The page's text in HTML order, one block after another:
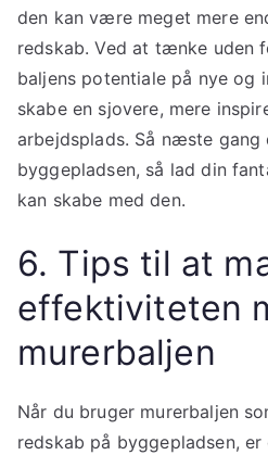
den kan være meget mere
redskab. Ved at tænke uden
baljens potentiale på nye og
skabe en sjovere, mere
arbejdsplads. Så næste gang
byggepladsen, så lad din
kan skabe med den.
6. Tips til at
effektiviteten
murerbaljen
Når du bruger murerbaljen
redskab på byggepladsen,